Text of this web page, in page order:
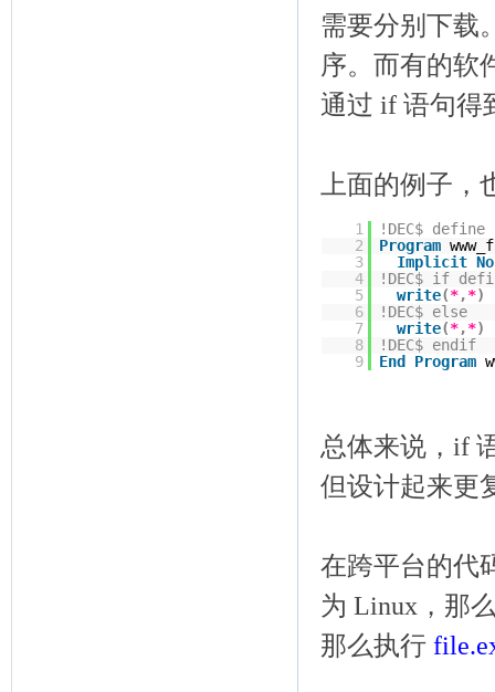
需要分别下载
序。而有的软
通过 if 语句得
上面的例子
1
!DEC$ define
2
Program
3
Implicit
4
!DEC$ if
5
write(*,*)
6
!DEC$ else
7
write(*,*)
8
!DEC$ endif
9
End Program
总体来说，if
但设计起来更
在跨平台的代
为 Linux，那
那么执行